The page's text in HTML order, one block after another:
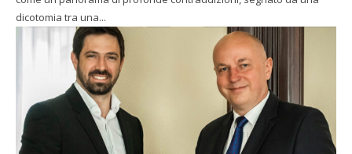
dicotomia tra una...